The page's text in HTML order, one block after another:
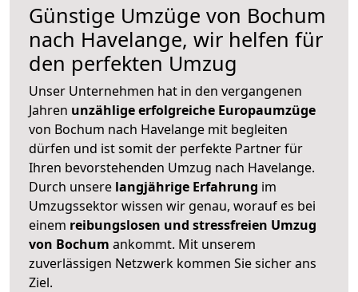
Günstige Umzüge von Bochum
nach Havelange, wir helfen für
den perfekten Umzug
Unser Unternehmen hat in den vergangenen
Jahren unzählige erfolgreiche Europaumzüge
von Bochum nach Havelange mit begleiten
dürfen und ist somit der perfekte Partner für
Ihren bevorstehenden Umzug nach Havelange.
Durch unsere langjährige Erfahrung im
Umzugssektor wissen wir genau, worauf es bei
einem reibungslosen und stressfreien Umzug
von Bochum ankommt. Mit unserem
zuverlässigen Netzwerk kommen Sie sicher ans
Ziel.